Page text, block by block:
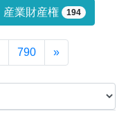
産業財産権 194
790
»